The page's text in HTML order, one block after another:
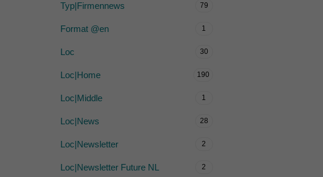
Typ|Firmennews 79
Format @en 1
Loc 30
Loc|Home 190
Loc|Middle 1
Loc|News 28
Loc|Newsletter 2
Loc|Newsletter Future NL 2